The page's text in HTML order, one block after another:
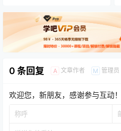
0 条回复 A 文章作者 M 管理员
欢迎您，新朋友，感谢参与互动！